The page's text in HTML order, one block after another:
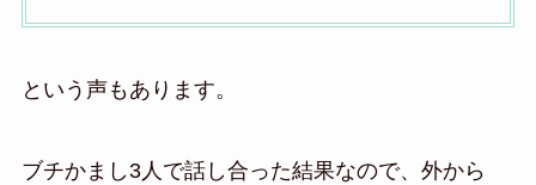
という声もあります。
ブチかまし3人で話し合った結果なので、外から